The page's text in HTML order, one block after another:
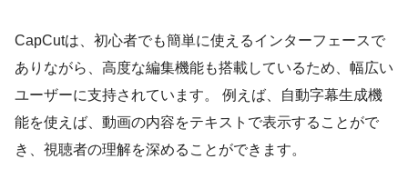
CapCutは、初心者でも簡単に使えるインターフェースで
ありながら、高度な編集機能も搭載しているため、幅広い
ユーザーに支持されています。 例えば、自動字幕生成機
能を使えば、動画の内容をテキストで表示することがで
き、視聴者の理解を深めることができます。